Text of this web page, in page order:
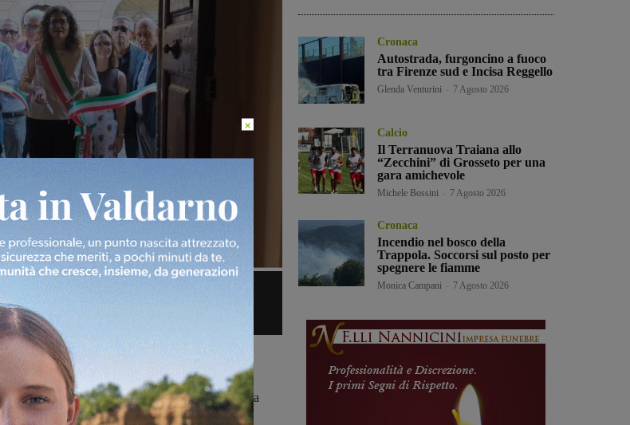
alla recente installazione del “Cerchio
nella rotatoria che collega il ponte Ipazia
con il Lungarno Don Minzoni,e offre una nuova
il rapporto tra Staccioli e San Giovanni
Cronaca
Autostrada, furgoncino a fuoco
tra Firenze sud e Incisa Reggello
Glenda Venturini 7 Agosto 2026
Calcio
Il Terranuova Traiana allo
“Zecchini” di Grosseto per una
gara amichevole
Michele Bossini 7 Agosto 2026
Cronaca
Incendio nel bosco della
Trappola. Soccorsi sul posto per
spegnere le fiamme
Monica Campani 7 Agosto 2026
×